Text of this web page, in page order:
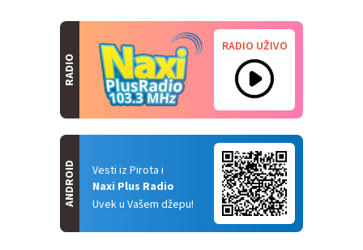
RADIO
RADIO UŽIVO
Vesti iz Pirota i
Naxi Plus Radio
Uvek u Vašem džepu!
ANDROID